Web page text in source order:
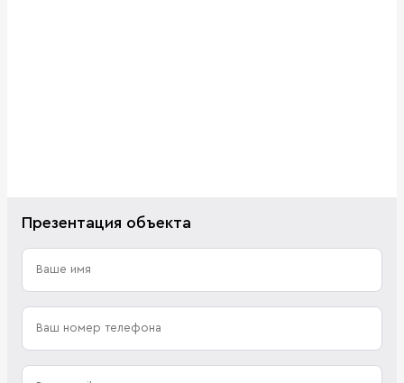
Презентация объекта